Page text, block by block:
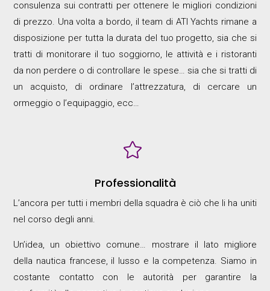
consulenza sui contratti per ottenere le migliori condizioni
di prezzo. Una volta a bordo, il team di ATI Yachts rimane a
disposizione per tutta la durata del tuo progetto, sia che si
tratti di monitorare il tuo soggiorno, le attività e i ristoranti
da non perdere o di controllare le spese… sia che si tratti di
un acquisto, di ordinare l’attrezzatura, di cercare un
ormeggio o l’equipaggio, ecc…

Professionalità
L’ancora per tutti i membri della squadra è ciò che li ha uniti
nel corso degli anni.
Un’idea, un obiettivo comune… mostrare il lato migliore
della nautica francese, il lusso e la competenza. Siamo in
costante contatto con le autorità per garantire la